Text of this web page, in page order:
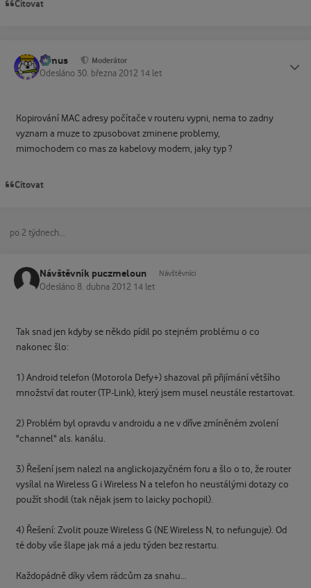
Citovat
tomus Moderátor
Odesláno 30. března 2012 14 let
Kopirování MAC adresy počítače v routeru vypni, nema to zadny
vyznam a muze to zpusobovat zminene problemy,
mimochodem co mas za kabelovy modem, jaky typ ?
Citovat
po 2 týdnech...
Návštěvník puczmeloun Návštěvníci
Odesláno 8. dubna 2012 14 let
Tak snad jen kdyby se někdo pídil po stejném problému o co
nakonec šlo:
1) Android telefon (Motorola Defy+) shazoval při přijímání většího
množství dat router (TP-Link), který jsem musel neustále restartovat.
2) Problém byl opravdu v androidu a ne v dříve zmíněném zvolení
"channel" als. kanálu.
3) Řešení jsem nalezl na anglickojazyčném foru a šlo o to, že router
vysílal na Wireless G i Wireless N a telefon ho neustálými dotazy co
použít shodil (tak nějak jsem to laicky pochopil).
4) Řešení: Zvolit pouze Wireless G (NE Wireless N, to nefunguje). Od
té doby vše šlape jak má a jedu týden bez restartu.
Každopádně díky všem rádcům za snahu...